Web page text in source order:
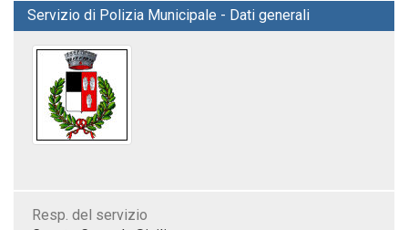
Servizio di Polizia Municipale - Dati generali
Resp. del servizio